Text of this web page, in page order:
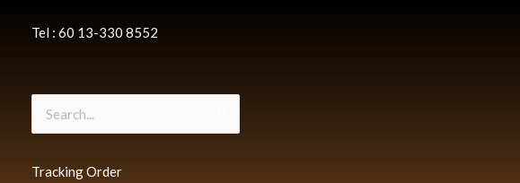
Tel : 60 13-330 8552
Tracking Order